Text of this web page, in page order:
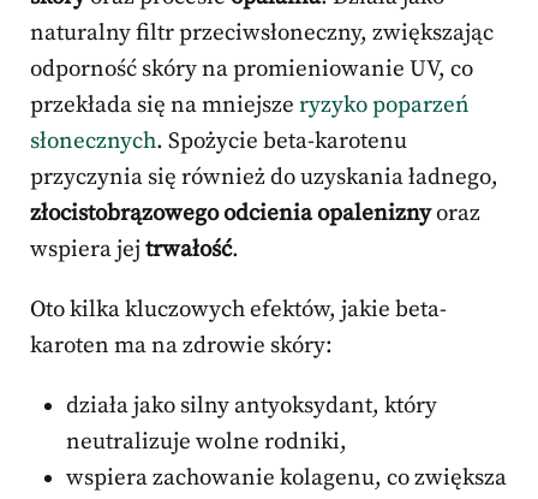
naturalny filtr przeciwsłoneczny, zwiększając
odporność skóry na promieniowanie UV, co
przekłada się na mniejsze ryzyko poparzeń
słonecznych. Spożycie beta-karotenu
przyczynia się również do uzyskania ładnego,
złocistobrązowego odcienia opaleniznyoraz
wspiera jejtrwałość.
Oto kilka kluczowych efektów, jakie beta-
karoten ma na zdrowie skóry:
działa jako silny antyoksydant, który
neutralizuje wolne rodniki,
wspiera zachowanie kolagenu, co zwiększa